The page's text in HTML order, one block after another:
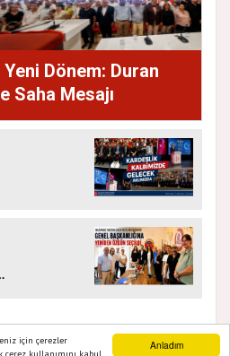
Anladım
için çerezler
Dönem: Duran
Saha Mesajı